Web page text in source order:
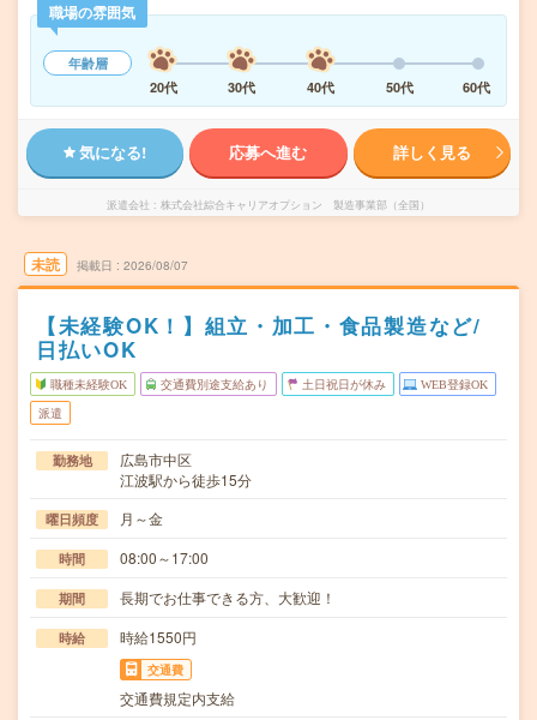
職場の雰囲気
年齢層
20代
30代 40代 50代 60代
気になる! 応募へ進む 詳しく見る
派遣会社 株式会社綜合キャリアオプション 製造事業部（全国）
未読 掲載日 2026/08/07
【未経験OK！】組立・加工・食品製造など/
日払いOK
職種未経験OK 交通費別途支給あり 土日祝日が休み WEB登録OK
派遣
勤務地
広島市中区
江波駅から徒歩15分
曜日頻度 月～金
時間 08:00～17:00
期間 長期でお仕事できる方、大歓迎！
時給 時給1550円
交通費
交通費規定内支給